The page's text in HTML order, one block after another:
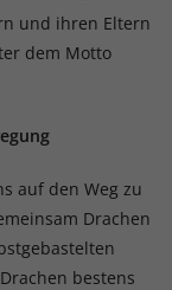
und ihren Eltern
dem Motto
auf den Weg zu
Drachen
bestens